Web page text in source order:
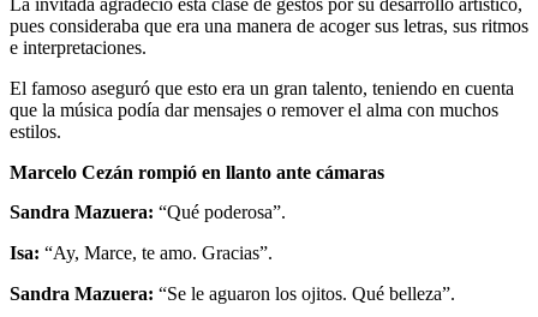
La invitada agradeció esta clase de gestos por su desarrollo artístico,
pues consideraba que era una manera de acoger sus letras, sus ritmos
e interpretaciones.
El famoso aseguró que esto era un gran talento, teniendo en cuenta
que la música podía dar mensajes o remover el alma con muchos
estilos.
Marcelo Cezán rompió en llanto ante cámaras
Sandra Mazuera: “Qué poderosa”.
Isa: “Ay, Marce, te amo. Gracias”.
Sandra Mazuera: “Se le aguaron los ojitos. Qué belleza”.